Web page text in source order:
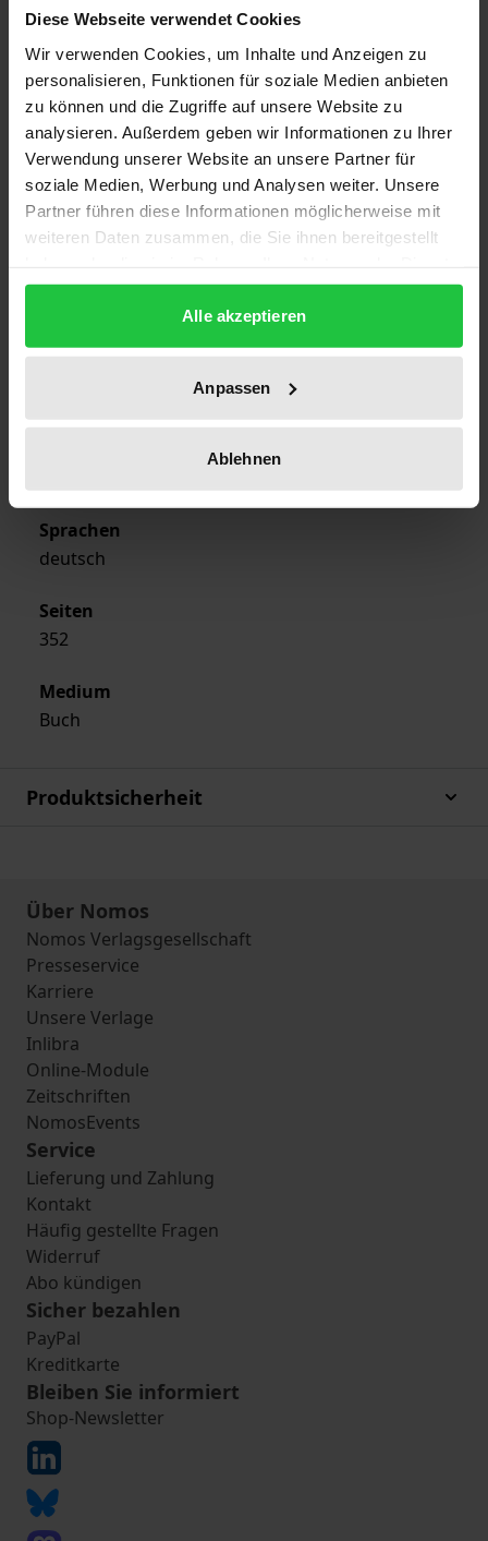
Diese Webseite verwendet Cookies
Wir verwenden Cookies, um Inhalte und Anzeigen zu
personalisieren, Funktionen für soziale Medien anbieten
zu können und die Zugriffe auf unsere Website zu
analysieren. Außerdem geben wir Informationen zu Ihrer
Verwendung unserer Website an unsere Partner für
soziale Medien, Werbung und Analysen weiter. Unsere
Partner führen diese Informationen möglicherweise mit
weiteren Daten zusammen, die Sie ihnen bereitgestellt
gesammelt haben.
Alle akzeptieren
Anpassen
Ablehnen
Auflage
1
ISBN
978-3-7890-8960-2
Erscheinungsdatum
01.02.2000
Erscheinungsjahr
Sprachen
deutsch
Seiten
352
Medium
Buch
Produktsicherheit
Über Nomos
Nomos Verlagsgesellschaft
Presseservice
Karriere
Unsere Verlage
Inlibra
Online-Module
Zeitschriften
NomosEvents
Service
Lieferung und Zahlung
Kontakt
Häufig gestellte Fragen
Widerruf
Abo kündigen
Sicher bezahlen
PayPal
Kreditkarte
Bleiben Sie informiert
Shop-Newsletter